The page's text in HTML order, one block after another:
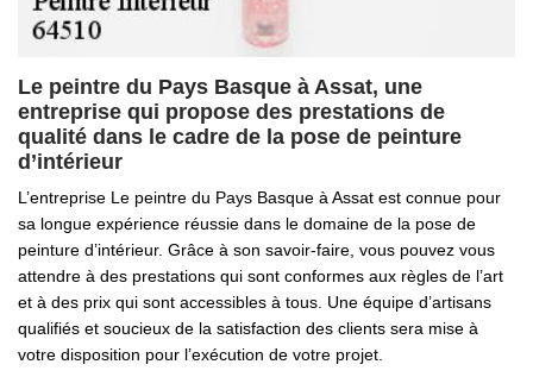
Le peintre du Pays Basque à Assat, une
entreprise qui propose des prestations de
qualité dans le cadre de la pose de peinture
d’intérieur
L’entreprise Le peintre du Pays Basque à Assat est connue pour
sa longue expérience réussie dans le domaine de la pose de
peinture d’intérieur. Grâce à son savoir-faire, vous pouvez vous
attendre à des prestations qui sont conformes aux règles de l’art
et à des prix qui sont accessibles à tous. Une équipe d’artisans
qualifiés et soucieux de la satisfaction des clients sera mise à
votre disposition pour l’exécution de votre projet.